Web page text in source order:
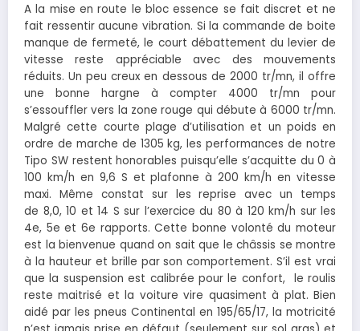
A la mise en route le bloc essence se fait discret et ne
fait ressentir aucune vibration. Si la commande de boite
manque de fermeté, le court débattement du levier de
vitesse reste appréciable avec des mouvements
réduits. Un peu creux en dessous de 2000 tr/mn, il offre
une bonne hargne à compter 4000 tr/mn pour
s’essouffler vers la zone rouge qui débute à 6000 tr/mn.
Malgré cette courte plage d’utilisation et un poids en
ordre de marche de 1305 kg, les performances de notre
Tipo SW restent honorables puisqu’elle s’acquitte du 0 à
100 km/h en 9,6 S et plafonne à 200 km/h en vitesse
maxi. Même constat sur les reprise avec un temps
de 8,0, 10 et 14 S sur l’exercice du 80 à 120 km/h sur les
4e, 5e et 6e rapports. Cette bonne volonté du moteur
est la bienvenue quand on sait que le châssis se montre
à la hauteur et brille par son comportement. S’il est vrai
que la suspension est calibrée pour le confort, le roulis
reste maitrisé et la voiture vire quasiment à plat. Bien
aidé par les pneus Continental en 195/65/17, la motricité